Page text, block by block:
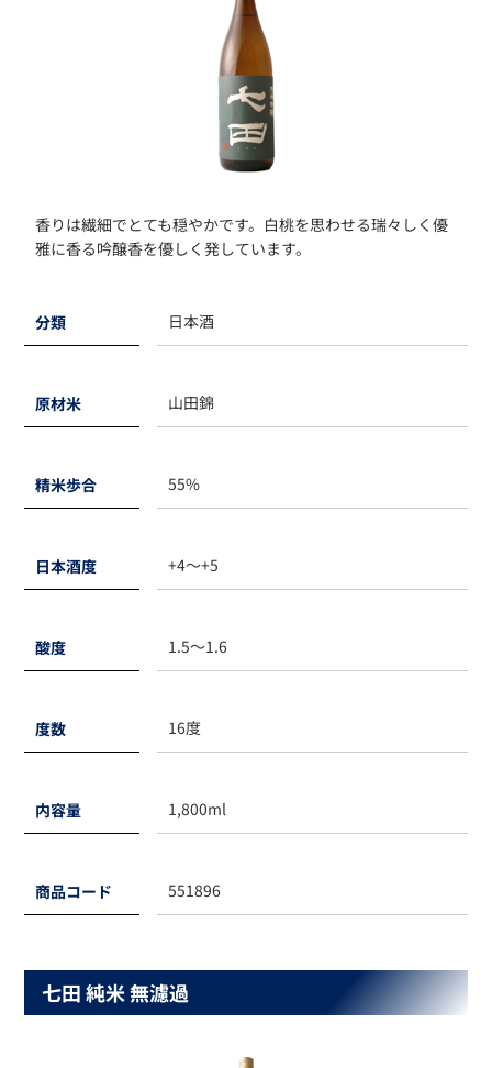
香りは繊細でとても穏やかです。白桃を思わせる瑞々しく優
雅に香る吟醸香を優しく発しています。
分類 日本酒
原材米 山田錦
精米歩合 55%
日本酒度 +4～+5
酸度 1.5～1.6
度数 16度
内容量 1,800ml
商品コード 551896
七田 純米 無濾過